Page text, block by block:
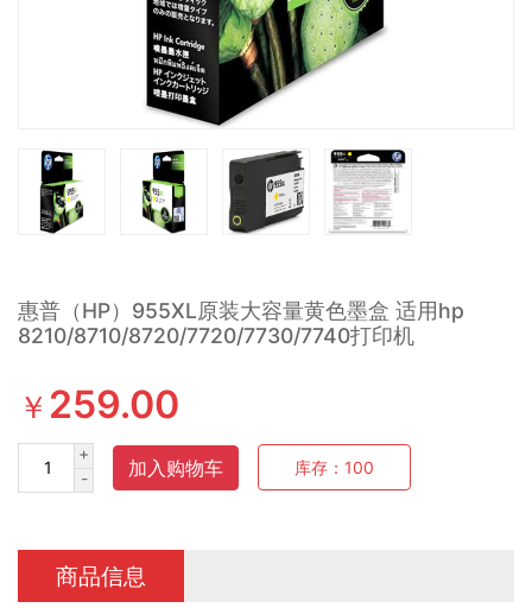
惠普（HP）955XL原装大容量黄色墨盒 适用hp
8210/8710/8720/7720/7730/7740打印机
￥ 259.00
+
-
加入购物车 库存： 100
商品信息